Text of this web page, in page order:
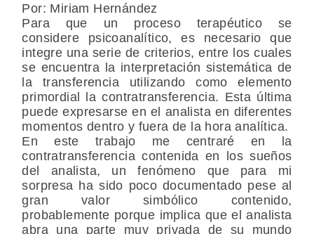
Por: Miriam Hernández
Para que un proceso terapéutico se
considere psicoanalítico, es necesario que
integre una serie de criterios, entre los cuales
se encuentra la interpretación sistemática de
la transferencia utilizando como elemento
primordial la contratransferencia. Esta última
puede expresarse en el analista en diferentes
momentos dentro y fuera de la hora analítica.
En este trabajo me centraré en la
contratransferencia contenida en los sueños
del analista, un fenómeno que para mi
sorpresa ha sido poco documentado pese al
gran valor simbólico contenido,
probablemente porque implica que el analista
abra una parte muy privada de su mundo